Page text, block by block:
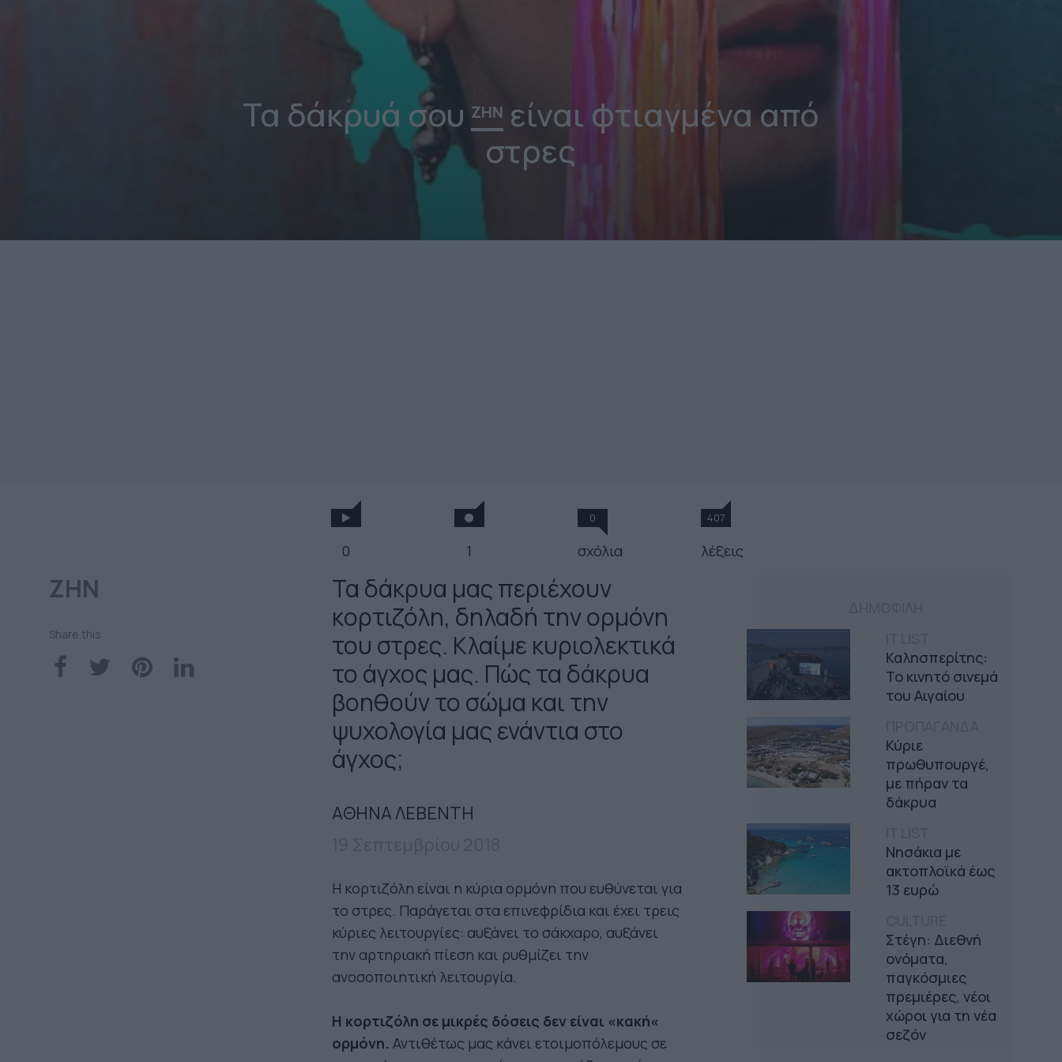
Τα δάκρυά σου ΖΗΝ είναι φτιαγμένα από
στρες
0 1
0
σχόλια
407
λέξεις
ΖΗΝ
Share this
Καλησπερίτης:
Το κινητό σινεμά
του Αιγαίου
Κύριε
πρωθυπουργέ,
με πήραν τα
δάκρυα
Νησάκια με
ακτοπλοϊκά έως
13 ευρώ
Στέγη: Διεθνή
ονόματα,
παγκόσμιες
πρεμιέρες, νέοι
χώροι για τη νέα
σεζόν
Τα δάκρυα μας περιέχουν
κορτιζόλη, δηλαδή την ορμόνη
του στρες. Κλαίμε κυριολεκτικά
το άγχος μας. Πώς τα δάκρυα
βοηθούν το σώμα και την
ψυχολογία μας ενάντια στο
άγχος;
ΑΘΗΝΑ ΛΕΒΕΝΤΗ
Η κορτιζόλη είναι η κύρια ορμόνη που ευθύνεται για
το στρες. Παράγεται στα επινεφρίδια και έχει τρεις
κύριες λειτουργίες: αυξάνει το σάκχαρο, αυξάνει
την αρτηριακή πίεση και ρυθμίζει την
ανοσοποιητική λειτουργία.
Η κορτιζόλη σε μικρές δόσεις δεν είναι «κακή«
ορμόνη. Αντιθέτως μας κάνει ετοιμοπόλεμους σε